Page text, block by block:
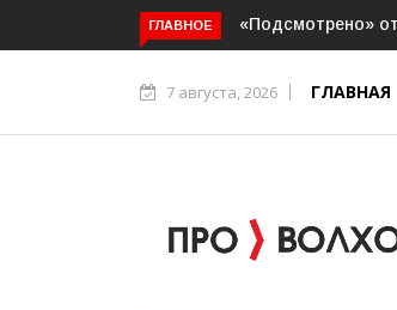
ГЛАВНОЕ
от 07.08.2026 (ВИДЕО)Волховский
юбилей
7 августа, 2026 ГЛАВНАЯ